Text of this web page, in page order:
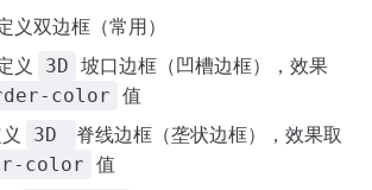
义双边框（常用）
义 3D 坡口边框（凹槽边框），效果
color 值
3D
脊线边框（垄状边框），效果取
color 值